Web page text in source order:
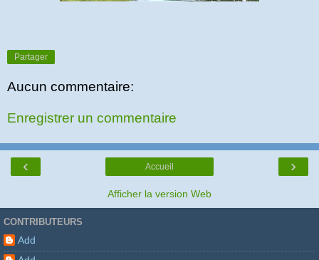
Partager
Aucun commentaire:
Enregistrer un commentaire
‹ ›
Accueil
Afficher la version Web
CONTRIBUTEURS
Add